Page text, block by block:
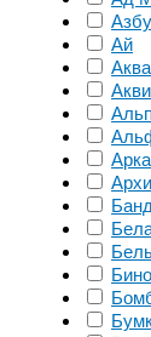
Ай
Арка